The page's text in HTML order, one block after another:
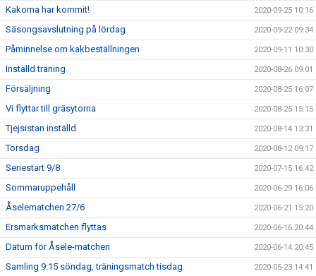
Kakorna har kommit! 2020-09-25 10:16
Säsongsavslutning på lördag 2020-09-22 09:34
Påminnelse om kakbeställningen 2020-09-11 10:30
Inställd träning 2020-08-26 09:01
Försäljning 2020-08-25 16:07
Vi flyttar till gräsytorna 2020-08-25 15:15
Tjejsistan inställd 2020-08-14 13:31
Torsdag 2020-08-12 09:17
Seriestart 9/8 2020-07-15 16:42
Sommaruppehåll 2020-06-29 16:06
Åselematchen 27/6 2020-06-21 15:20
Ersmarksmatchen flyttas 2020-06-16 20:44
Datum för Åsele-matchen 2020-06-14 20:45
Samling 9:15 söndag, träningsmatch tisdag 2020-05-23 14:41